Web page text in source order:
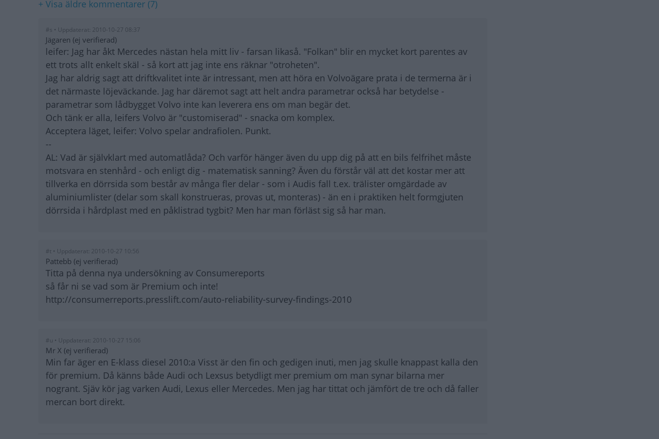
+ Visa äldre kommentarer (7)
#s • Uppdaterat: 2010-10-27 08:37
Jägaren (ej verifierad)
leifer: Jag har åkt Mercedes nästan hela mitt liv - farsan likaså. "Folkan" blir en mycket kort parentes av
ett trots allt enkelt skäl - så kort att jag inte ens räknar "otroheten".
Jag har aldrig sagt att driftkvalitet inte är intressant, men att höra en Volvoägare prata i de termerna är i
det närmaste löjeväckande. Jag har däremot sagt att helt andra parametrar också har betydelse -
parametrar som lådbygget Volvo inte kan leverera ens om man begär det.
Och tänk er alla, leifers Volvo är "customiserad" - snacka om komplex.
Acceptera läget, leifer: Volvo spelar andrafiolen. Punkt.
--
AL: Vad är självklart med automatlåda? Och varför hänger även du upp dig på att en bils felfrihet måste
motsvara en stenhård - och enligt dig - matematisk sanning? Även du förstår väl att det kostar mer att
tillverka en dörrsida som består av många fler delar - som i Audis fall t.ex. trälister omgärdade av
aluminiumlister (delar som skall konstrueras, provas ut, monteras) - än en i praktiken helt formgjuten
dörrsida i hårdplast med en påklistrad tygbit? Men har man förläst sig så har man.
#t • Uppdaterat: 2010-10-27 10:56
Pattebb (ej verifierad)
Titta på denna nya undersökning av Consumereports
så får ni se vad som är Premium och inte!
http://consumerreports.presslift.com/auto-reliability-survey-findings-2010
#u • Uppdaterat: 2010-10-27 15:06
Mr X (ej verifierad)
Min far äger en E-klass diesel 2010:a Visst är den fin och gedigen inuti, men jag skulle knappast kalla den
för premium. Då känns både Audi och Lexsus betydligt mer premium om man synar bilarna mer
nogrant. Sjäv kör jag varken Audi, Lexus eller Mercedes. Men jag har tittat och jämfört de tre och då faller
mercan bort direkt.